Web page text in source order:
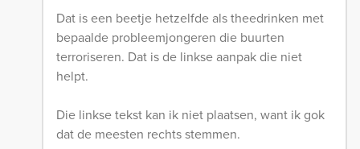
Dat is een beetje hetzelfde als theedrinken met
bepaalde probleemjongeren die buurten
terroriseren. Dat is de linkse aanpak die niet
helpt.
Die linkse tekst kan ik niet plaatsen, want ik gok
dat de meesten rechts stemmen.